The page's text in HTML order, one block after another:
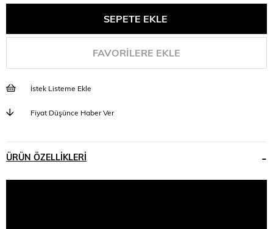
FAVORILERE EKLE
İstek Listeme Ekle
Fiyat Düşünce Haber Ver
ÜRÜN ÖZELLIKLERI